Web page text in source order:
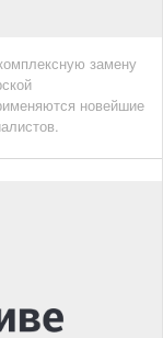
замену
новейшие